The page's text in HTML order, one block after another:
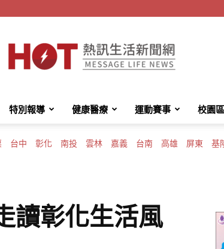
HotMessage
特別報導 健康醫療 運動賽事 校園區
台中 彰化 南投 雲林 嘉義 台南 高雄 屏東 基
彰化生活風